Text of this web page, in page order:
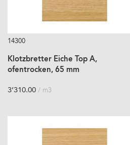
14300
Klotzbretter Eiche Top A,
ofentrocken, 65 mm
3’310.00 / m3